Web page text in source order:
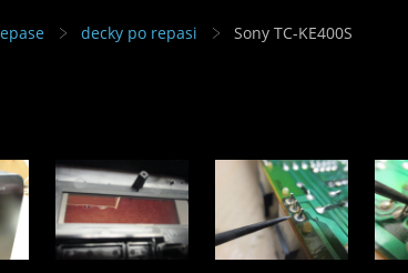
decky po repasi Sony TC-KE400S